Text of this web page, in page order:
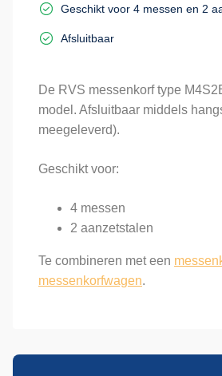
Geschikt voor 4 messen en 2
Afsluitbaar
De RVS messenkorf type
model. Afsluitbaar middels
meegeleverd).
Geschikt voor:
4 messen
2 aanzetstalen
Te combineren met een
messenkorfwagen.